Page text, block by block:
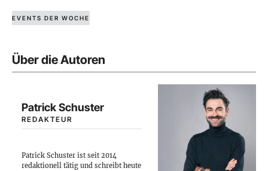
EVENTS DER WOCHE
Über die Autoren
Patrick Schuster
REDAKTEUR
Patrick Schuster ist seit 2014
redaktionell tätig und schreibt heute